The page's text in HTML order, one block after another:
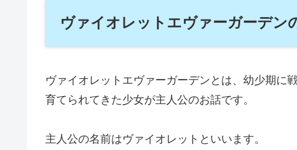
ヴァイオレットエヴァーガーデン
ヴァイオレットエヴァーガーデンとは、幼少期に
育てられてきた少女が主人公のお話です。
主人公の名前はヴァイオレットといいます。